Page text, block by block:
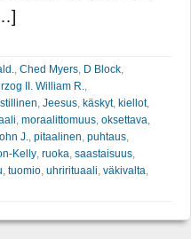
Ched Myers D Block
II. William R.
Jeesus käskyt, kiellot,
moraalittomuus oksettava
J. pitaalinen puhtaus
Kelly ruoka saastaisuus
tuomio uhrirituaali väkivalta